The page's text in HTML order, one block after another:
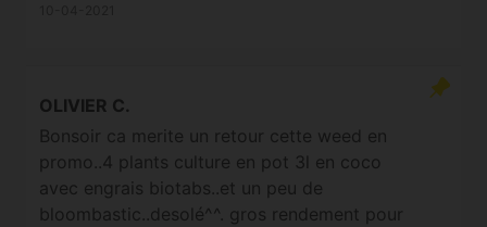
OLIVIER C.
Bonsoir ca merite un retour cette weed en
promo..4 plants culture en pot 3l en coco
avec engrais biotabs..et un peu de
bloombastic..desolé^^. gros rendement pour